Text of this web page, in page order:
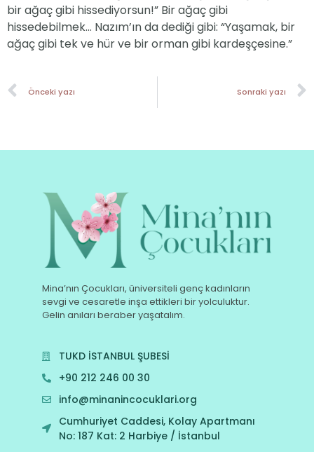
bir ağaç gibi hissediyorsun!” Bir ağaç gibi
hissedebilmek… Nazım’ın da dediği gibi: “Yaşamak, bir
ağaç gibi tek ve hür ve bir orman gibi kardeşçesine.”
Önceki yazı Sonraki yazı
Mina’nın Çocukları, üniversiteli genç kadınların
sevgi ve cesaretle inşa ettikleri bir yolculuktur.
Gelin anıları beraber yaşatalım.
TUKD İSTANBUL ŞUBESİ
+90 212 246 00 30
info@minanincocuklari.org
Cumhuriyet Caddesi, Kolay Apartmanı
No: 187 Kat: 2 Harbiye / İstanbul